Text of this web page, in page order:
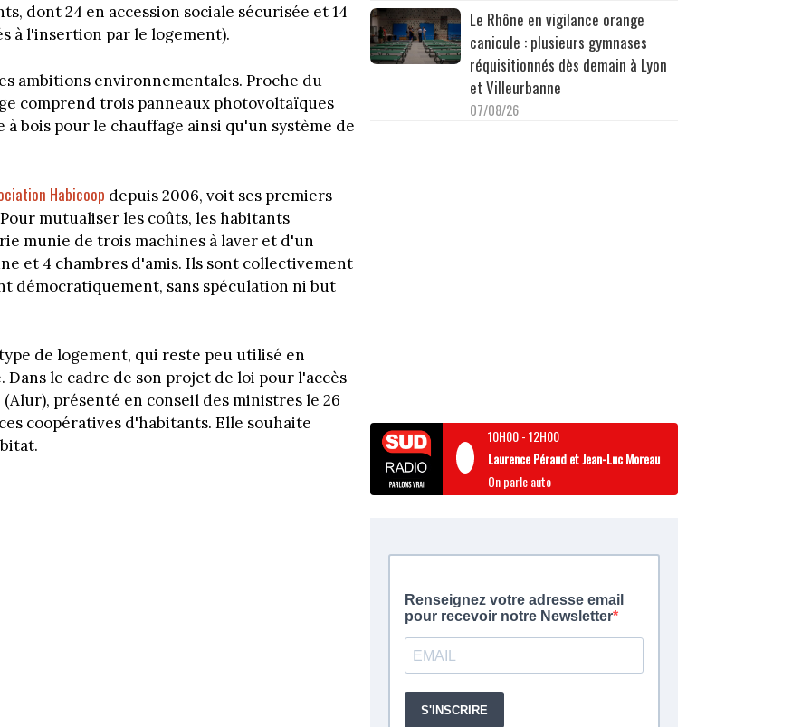
dont 24 en accession sociale sécurisée et 14
à l'insertion par le logement).
ambitions environnementales. Proche du
comprend trois panneaux photovoltaïques
bois pour le chauffage ainsi qu'un système de
Habicoop depuis 2006, voit ses premiers
mutualiser les coûts, les habitants
munie de trois machines à laver et d'un
et 4 chambres d'amis. Ils sont collectivement
démocratiquement, sans spéculation ni but
de logement, qui reste peu utilisé en
le cadre de son projet de loi pour l'accès
présenté en conseil des ministres le 26
coopératives d'habitants. Elle souhaite
Le Rhône en vigilance orange
canicule : plusieurs gymnases
réquisitionnés dès demain à Lyon
et Villeurbanne
07/08/26
10H00-12H00
Laurence Péraud et Jean-Luc Moreau
On parle auto